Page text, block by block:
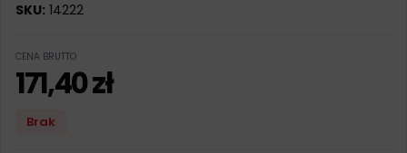
SKU: 14222
CENA BRUTTO
171,40zł
Brak